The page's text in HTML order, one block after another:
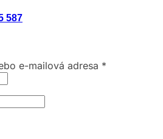
587
e-mailová adresa *